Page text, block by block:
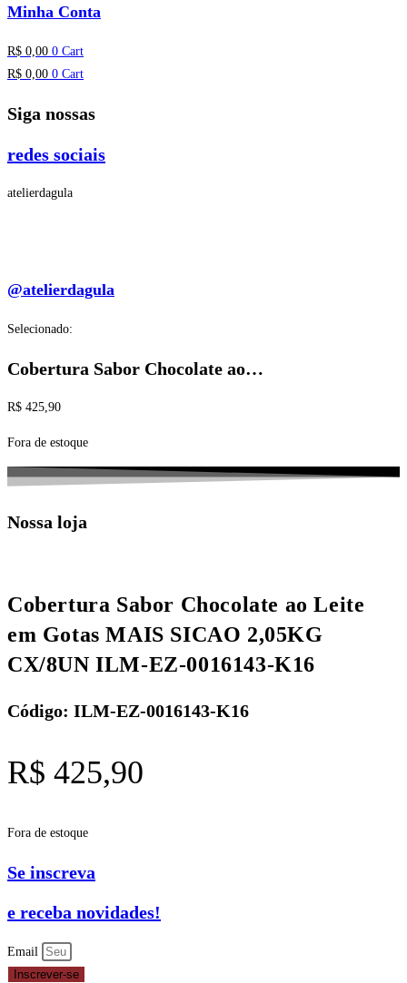
Minha Conta
R$ 0,00 0 Cart
R$ 0,00 0 Cart
Siga nossas
redes sociais
atelierdagula
@atelierdagula
Selecionado:
Cobertura Sabor Chocolate ao…
R$ 425,90
Fora de estoque
Nossa loja
Cobertura Sabor Chocolate ao Leite
em Gotas MAIS SICAO 2,05KG
CX/8UN ILM-EZ-0016143-K16
Código: ILM-EZ-0016143-K16
R$ 425,90
Fora de estoque
Se inscreva
e receba novidades!
Email
Inscrever-se